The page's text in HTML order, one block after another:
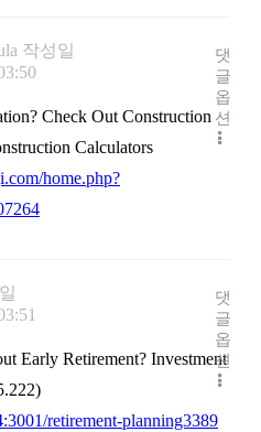
작성일
Check Out Construction
Calculators
home.php?
댓
글
옵
션
Early Retirement? Investment
retirement-planning3389
댓
글
옵
션